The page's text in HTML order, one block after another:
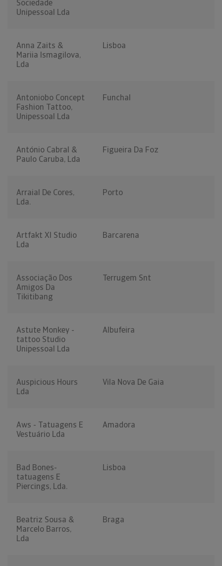
Sociedade
Unipessoal Lda
Anna Zaits &
Mariia Ismagilova,
Lda
Lisboa
Antoniobo Concept
Fashion Tattoo,
Unipessoal Lda
Funchal
António Cabral &
Paulo Caruba, Lda
Figueira Da Foz
Arraial De Cores,
Lda.
Porto
Artfakt Xl Studio
Lda
Barcarena
Associação Dos
Amigos Da
Tikitibang
Terrugem Snt
Astute Monkey -
tattoo Studio
Unipessoal Lda
Albufeira
Auspicious Hours
Lda
Vila Nova De Gaia
Aws - Tatuagens E
Vestuário Lda
Amadora
Bad Bones-
tatuagens E
Piercings, Lda.
Lisboa
Beatriz Sousa &
Marcelo Barros,
Lda
Braga